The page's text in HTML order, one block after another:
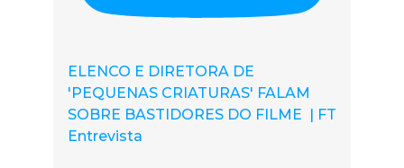
ELENCO E DIRETORA DE
'PEQUENAS CRIATURAS' FALAM
SOBRE BASTIDORES DO FILME | FT
Entrevista